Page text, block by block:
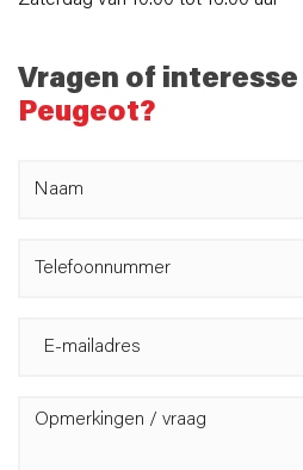
Vragen of interesse
Peugeot?